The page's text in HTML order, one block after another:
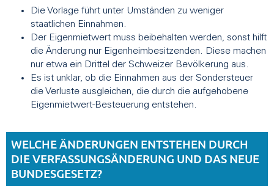
Die Vorlage führt unter Umständen zu weniger
staatlichen Einnahmen.
Der Eigenmietwert muss beibehalten werden, sonst hilft
die Änderung nur Eigenheimbesitzenden. Diese machen
nur etwa ein Drittel der Schweizer Bevölkerung aus.
Es ist unklar, ob die Einnahmen aus der Sondersteuer
die Verluste ausgleichen, die durch die aufgehobene
Eigenmietwert-Besteuerung entstehen.
WELCHE ÄNDERUNGEN ENTSTEHEN DURCH
DIE VERFASSUNGSÄNDERUNG UND DAS NEUE
BUNDESGESETZ?